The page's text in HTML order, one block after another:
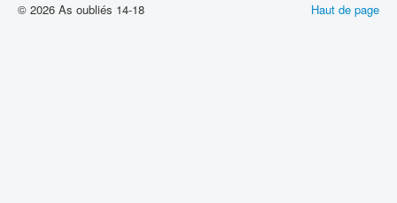
Haut de page
© 2026 As oubliés 14-18